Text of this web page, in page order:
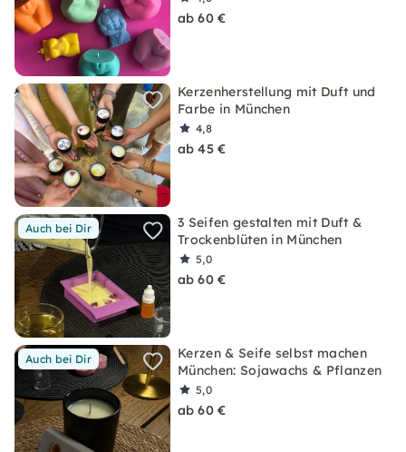
ab 60 €
Kerzenherstellung mit Duft und
Farbe in München
4,8
ab 45 €
Auch bei Dir
3 Seifen gestalten mit Duft &
Trockenblüten in München
5,0
ab 60 €
Auch bei Dir
Kerzen & Seife selbst machen
München: Sojawachs & Pflanzen
5,0
ab 60 €